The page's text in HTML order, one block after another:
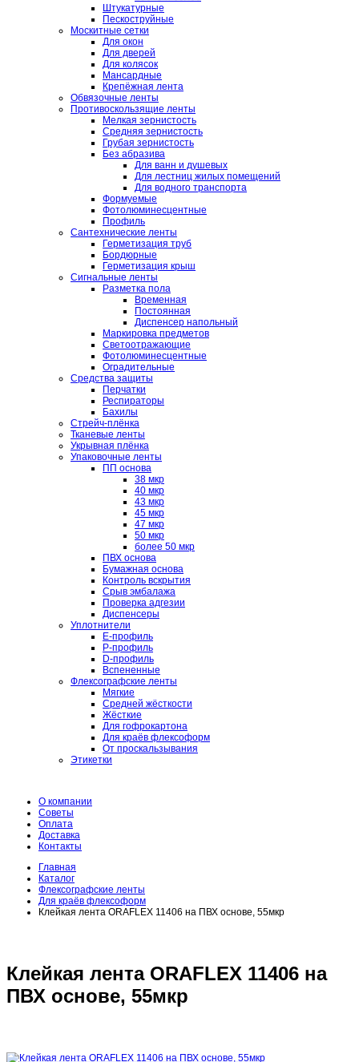
Штукатурные
Пескоструйные
Москитные сетки
Для окон
Для дверей
Для колясок
Мансардные
Крепёжная лента
Обвязочные ленты
Противоскользящие ленты
Мелкая зернистость
Средняя зернистость
Грубая зернистость
Без абразива
Для ванн и душевых
Для лестниц жилых помещений
Для водного транспорта
Формуемые
Фотолюминесцентные
Профиль
Сантехнические ленты
Герметизация труб
Бордюрные
Герметизация крыш
Сигнальные ленты
Разметка пола
Временная
Постоянная
Диспенсер напольный
Маркировка предметов
Светоотражающие
Фотолюминесцентные
Оградительные
Средства защиты
Перчатки
Респираторы
Бахилы
Стрейч-плёнка
Тканевые ленты
Укрывная плёнка
Упаковочные ленты
ПП основа
38 мкр
40 мкр
43 мкр
45 мкр
47 мкр
50 мкр
более 50 мкр
ПВХ основа
Бумажная основа
Контроль вскрытия
Срыв эмбалажа
Проверка адгезии
Диспенсеры
Уплотнители
E-профиль
P-профиль
D-профиль
Вспененные
Флексографские ленты
Мягкие
Средней жёсткости
Жёсткие
Для гофрокартона
Для краёв флексоформ
От проскальзывания
Этикетки
О компании
Советы
Оплата
Доставка
Контакты
Главная
Каталог
Флексографские ленты
Для краёв флексоформ
Клейкая лента ORAFLEX 11406 на ПВХ основе, 55мкр
Клейкая лента ORAFLEX 11406 на
ПВХ основе, 55мкр